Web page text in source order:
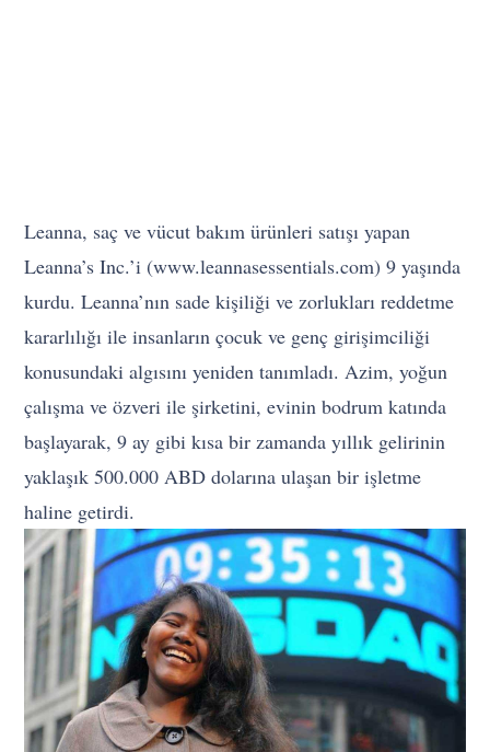
Leanna, saç ve vücut bakım ürünleri satışı yapan
Leanna’s Inc.’i (www.leannasessentials.com) 9 yaşında
kurdu. Leanna’nın sade kişiliği ve zorlukları reddetme
kararlılığı ile insanların çocuk ve genç girişimciliği
konusundaki algısını yeniden tanımladı. Azim, yoğun
çalışma ve özveri ile şirketini, evinin bodrum katında
başlayarak, 9 ay gibi kısa bir zamanda yıllık gelirinin
yaklaşık 500.000 ABD dolarına ulaşan bir işletme
haline getirdi.